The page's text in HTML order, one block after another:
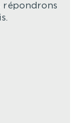
répondrons